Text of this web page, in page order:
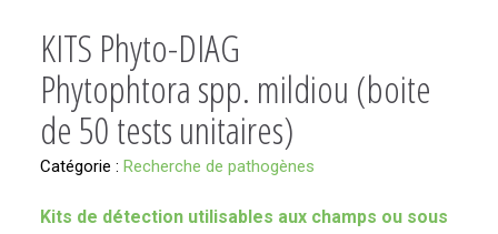
KITS Phyto-DIAG
Phytophtora spp. mildiou (boite
de 50 tests unitaires)
Catégorie : Recherche de pathogènes
Kits de détection utilisables aux champs ou sous